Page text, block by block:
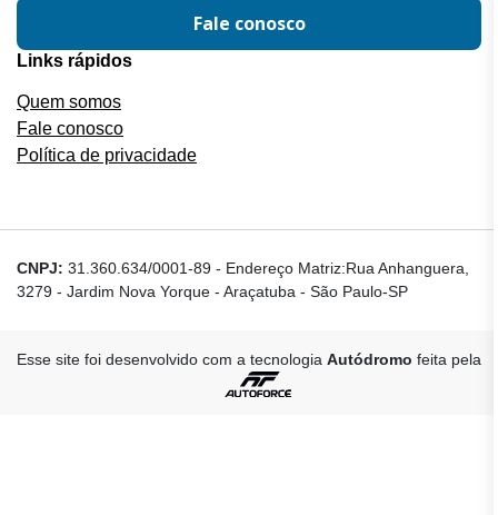
Fale conosco
Links rápidos
Quem somos
Fale conosco
Política de privacidade
CNPJ: 31.360.634/0001-89 - Endereço Matriz:Rua Anhanguera,
3279 - Jardim Nova Yorque - Araçatuba - São Paulo-SP
Esse site foi desenvolvido com a tecnologia Autódromo feita pela